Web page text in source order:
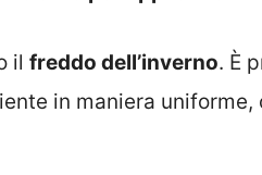
il freddo dell’inverno. È
in maniera